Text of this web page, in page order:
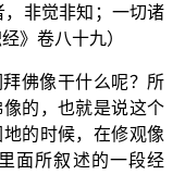
，非觉非知；一切诸
》卷八十九）
佛像干什么呢？所
的，也就是说这个
的时候，在修观像
面所叙述的一段经